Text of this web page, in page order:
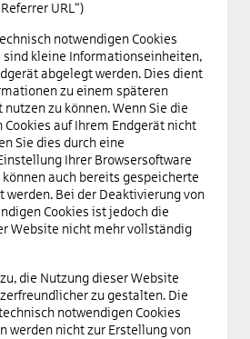
URL“)
notwendigen Cookies
sind kleine Informationseinheiten,
abgelegt werden. Dies dient
zu einem späteren
zu können. Wenn Sie die
Cookies auf Ihrem Endgerät nicht
Sie dies durch eine
Ihrer Browsersoftware
auch bereits gespeicherte
werden. Bei der Deaktivierung von
Cookies ist jedoch die
Website nicht mehr vollständig
die Nutzung dieser Website
zu gestalten. Die
notwendigen Cookies
werden nicht zur Erstellung von